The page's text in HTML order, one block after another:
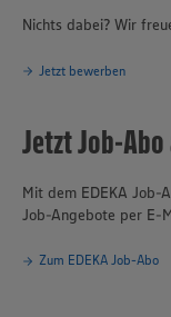
Nichts dabei? Wir
Jetzt bewerben
Jetzt Job-
Mit dem EDEKA Job-
Job-Angebote per E-
Zum EDEKA Job-Abo